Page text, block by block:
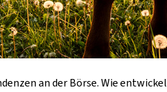
an der Börse. Wie